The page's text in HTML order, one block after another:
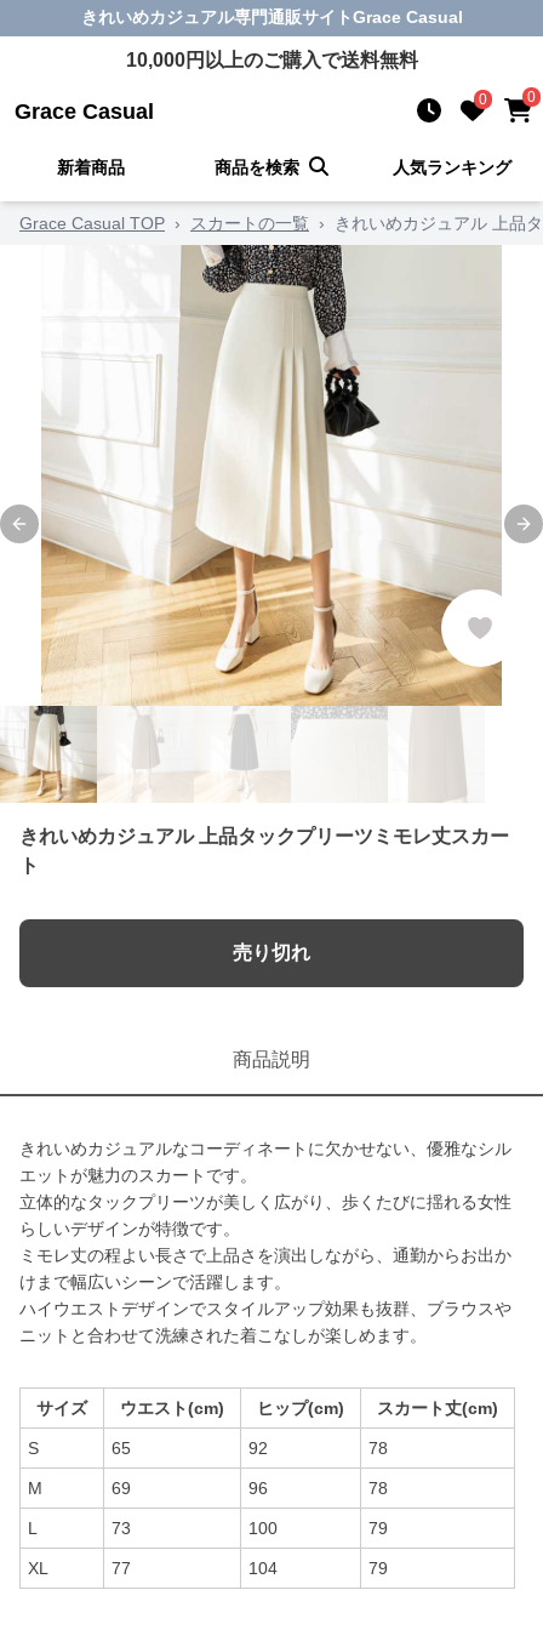
きれいめカジュアル専門通販サイトGrace Casual
10,000円以上のご購入で送料無料
Grace Casual 0 0
新着商品 商品を検索 人気ランキング
Grace Casual TOP › スカートの一覧 › きれいめカジュアル 上品
Previous slide
きれいめカジュアル 上品タックプリーツミモレ丈スカー
ト
売り切れ
商品説明
きれいめカジュアルなコーディネートに欠かせない、優雅なシル
エットが魅力のスカートです。
立体的なタックプリーツが美しく広がり、歩くたびに揺れる女性
らしいデザインが特徴です。
ミモレ丈の程よい長さで上品さを演出しながら、通勤からお出か
けまで幅広いシーンで活躍します。
ハイウエストデザインでスタイルアップ効果も抜群、ブラウスや
ニットと合わせて洗練された着こなしが楽しめます。
サイズ ウエスト(cm) ヒップ(cm) スカート丈(cm)
S 65 92 78
M 69 96 78
L 73 100 79
XL 77 104 79